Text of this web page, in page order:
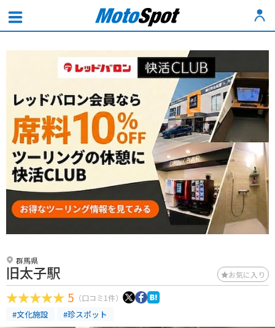
群馬県
旧太子駅 お気に入り
5 （口コミ1件）
#文化施設 #珍スポット